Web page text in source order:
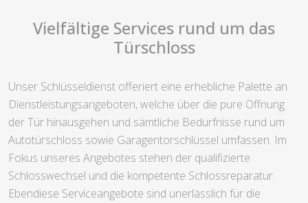
Vielfältige Services rund um das
Türschloss
Unser Schlüsseldienst offeriert eine erhebliche Palette an
Dienstleistungsangeboten, welche über die pure Öffnung
der Tür hinausgehen und sämtliche Bedürfnisse rund um
Autotürschloss sowie Garagentorschlüssel umfassen. Im
Fokus unseres Angebotes stehen der qualifizierte
Schlosswechsel und die kompetente Schlossreparatur.
Ebendiese Serviceangebote sind unerlässlich für die